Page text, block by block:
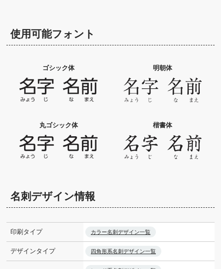
使用可能フォント
ゴシック体 明朝体
丸ゴシック体 楷書体
名刺デザイン情報
印刷タイプ カラー名刺デザイン一覧
デザインタイプ 四角形系名刺デザイン一覧